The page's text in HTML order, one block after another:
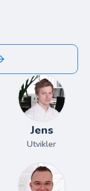
Jens
Utvikler